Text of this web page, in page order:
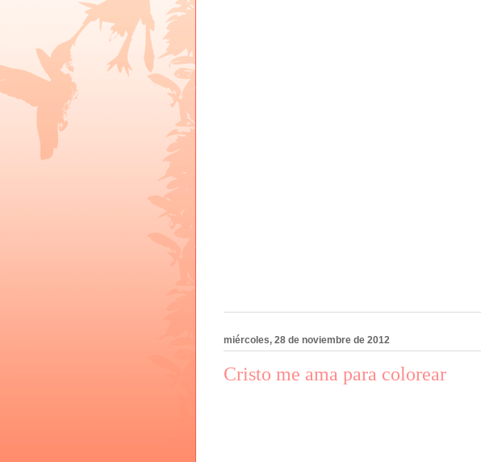
miércoles, 28 de noviembre de 2012
Cristo me ama para colorear